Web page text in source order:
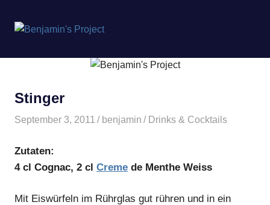
springen
Project
Stinger
September 3, 2011 benjamin Drinks & Cocktails
Zutaten:
4 cl Cognac, 2 cl Creme de Menthe Weiss
Mit Eiswürfeln im Rührglas gut rühren und in ein